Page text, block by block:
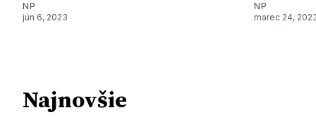
NP
jún 6, 2023
NP
marec 24,
Najnovšie